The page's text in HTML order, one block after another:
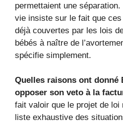
permettaient une
vie insiste sur le fait que
déjà couvertes par les lois
bébés à naître de
spécifie simplement.
Quelles raisons ont donné
opposer son veto à la
fait valoir que le projet de loi
liste exhaustive des